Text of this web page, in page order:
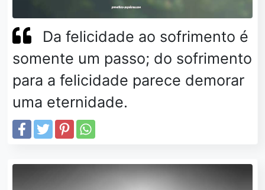
Da felicidade ao sofrimento é
somente um passo; do sofrimento
para a felicidade parece demorar
uma eternidade.